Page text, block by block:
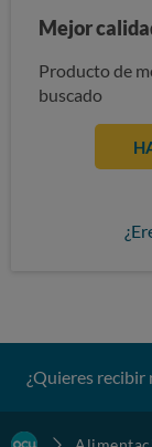
Mejor
Producto de
buscado
¿Quieres